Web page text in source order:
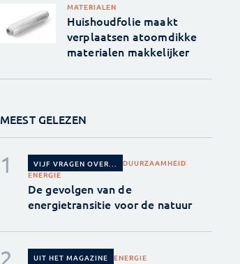
MATERIALEN
Huishoudfolie maakt
verplaatsen atoomdikke
materialen makkelijker
MEEST GELEZEN
VIJF VRAGEN OVER...
DUURZAAMHEID
ENERGIE
De gevolgen van de
energietransitie voor de natuur
UIT HET MAGAZINE ENERGIE